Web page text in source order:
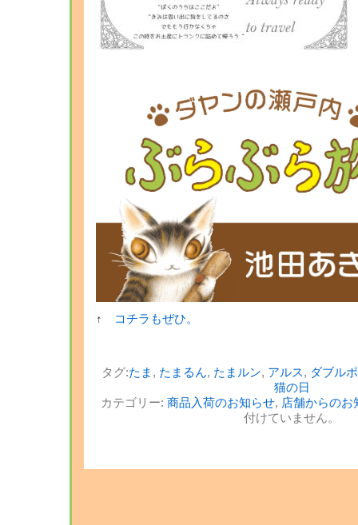
↑ コチラもぜひ。
タグ:たま , たまるん, たまルン, アルス, ダブル
猫の日
カテゴリー: 商品入荷のお知らせ, 店舗からのお
付けていません。